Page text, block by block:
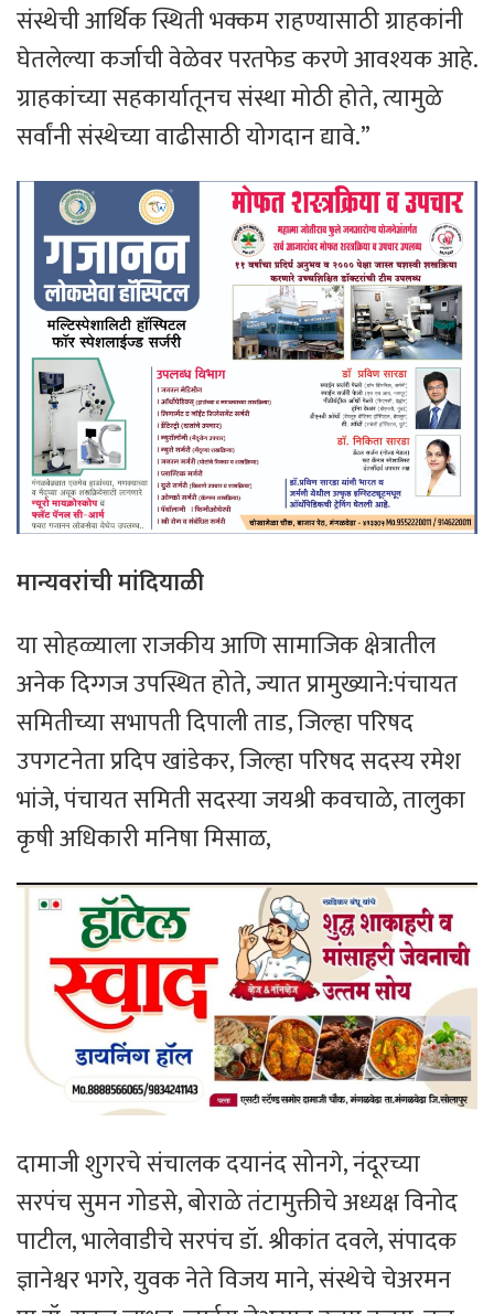
संस्थेची आर्थिक स्थिती भक्कम राहण्यासाठी ग्राहकांनी
घेतलेल्या कर्जाची वेळेवर परतफेड करणे आवश्यक आहे.
ग्राहकांच्या सहकार्यातूनच संस्था मोठी होते, त्यामुळे
सर्वांनी संस्थेच्या वाढीसाठी योगदान द्यावे.”
मान्यवरांचीमांदियाळी
​या सोहळ्याला राजकीय आणि सामाजिक क्षेत्रातील
अनेक दिग्गज उपस्थित होते, ज्यात प्रामुख्याने:पंचायत
समितीच्या सभापती दिपाली ताड, जिल्हा परिषद
उपगटनेता प्रदिप खांडेकर, जिल्हा परिषद सदस्य रमेश
भांजे, पंचायत समिती सदस्या जयश्री कवचाळे, तालुका
कृषी अधिकारी मनिषा मिसाळ,
दामाजी शुगरचे संचालक दयानंद सोनगे, नंदूरच्या
सरपंच सुमन गोडसे, बोराळे तंटामुक्तीचे अध्यक्ष विनोद
पाटील, भालेवाडीचे सरपंच डॉ. श्रीकांत दवले, संपादक
ज्ञानेश्वर भगरे, युवक नेते विजय माने, संस्थेचे चेअरमन